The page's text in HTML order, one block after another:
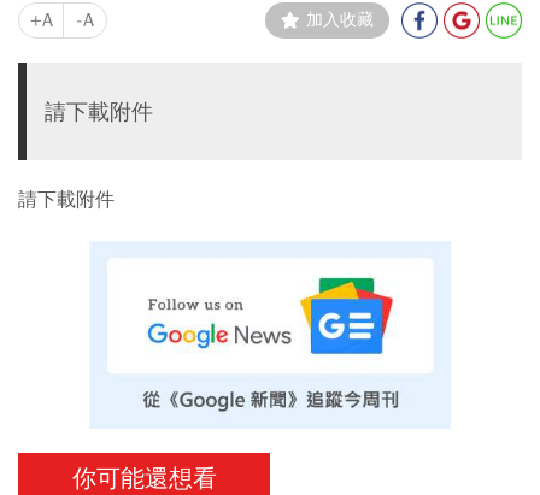
+A -A 加入收藏
請下載附件
請下載附件
你可能還想看